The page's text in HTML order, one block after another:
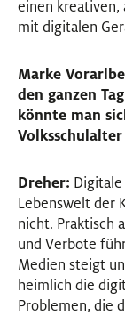
einen kreativen,
mit digitalen
Marke
den ganzen
könnte man
Dreher:
Lebenswelt der
nicht. Praktisch
und Verbote
Medien steigt
heimlich die
Problemen, die